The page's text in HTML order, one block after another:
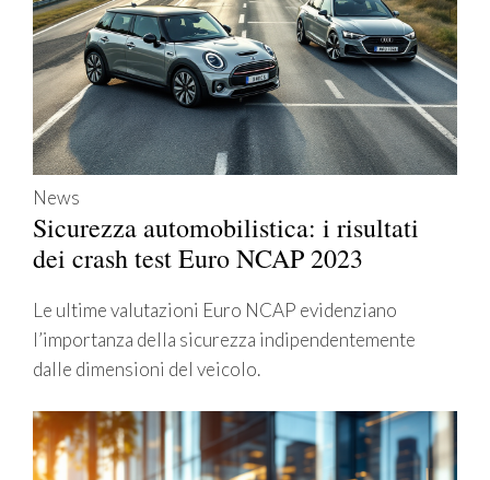
News
Sicurezza automobilistica: i risultati
dei crash test Euro NCAP 2023
Le ultime valutazioni Euro NCAP evidenziano
l’importanza della sicurezza indipendentemente
dalle dimensioni del veicolo.